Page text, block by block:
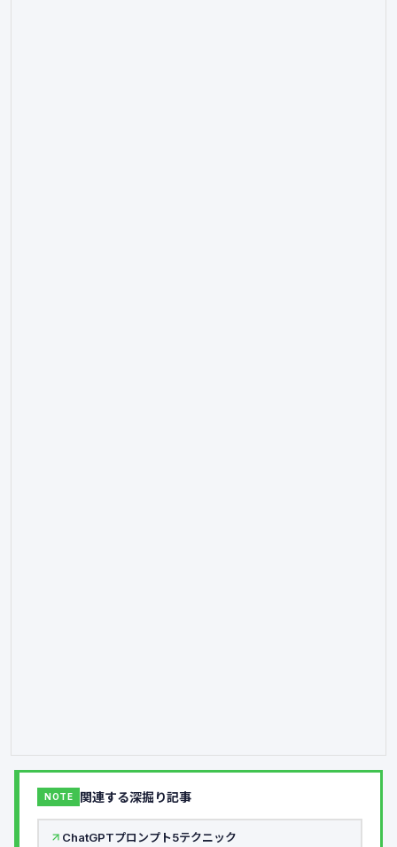
NOTE 関連する深掘り記事
ChatGPTプロンプト5テクニック